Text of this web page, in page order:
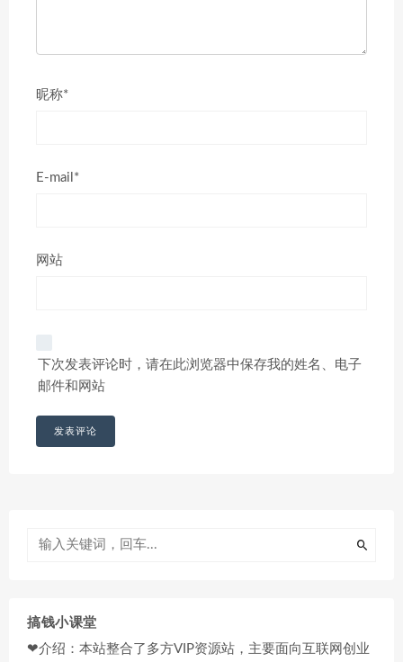
昵称*
E-mail*
网站
下次发表评论时，请在此浏览器中保存我的姓名、电子
邮件和网站
搞钱小课堂
❤介绍：本站整合了多方VIP资源站，主要面向互联网创业